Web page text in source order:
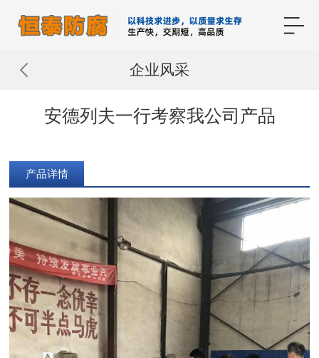
企业风采
安德列夫一行考察我公司产品
产品详情